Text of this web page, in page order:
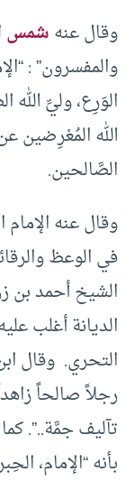
وقال عنهشمس
والمفسرون” :
الوَرِع، وليِّ الله
الله المُعْرِضين
الصَّالحين.
وقال عنه
في الوعظ
الشيخ أحمد بن
الديانة أغلب
التحري. وقال
رجلاً صالحاً
تآليف جمَّة..”.
بأنه “الإمام،